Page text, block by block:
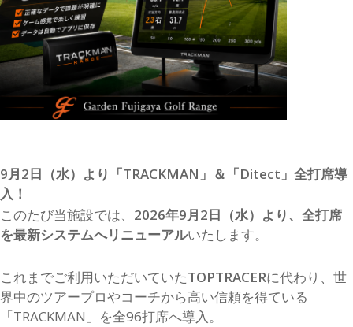
9月2日（水）より「TRACKMAN」＆「Ditect」全打席導
入！
このたび当施設では、 2026年9月2日（水）より、全打席
を最新システムへリニューアルいたします。
これまでご利用いただいていたTOPTRACERに代わり、世
界中のツアープロやコーチから高い信頼を得ている
「TRACKMAN」を全96打席へ導入。